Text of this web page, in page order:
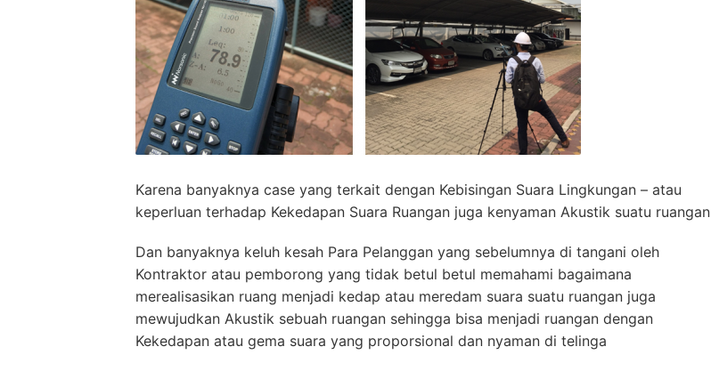
Karena banyaknya case yang terkait dengan Kebisingan Suara Lingkungan – atau
keperluan terhadap Kekedapan Suara Ruangan juga kenyaman Akustik suatu ruangan
Dan banyaknya keluh kesah Para Pelanggan yang sebelumnya di tangani oleh
Kontraktor atau pemborong yang tidak betul betul memahami bagaimana
merealisasikan ruang menjadi kedap atau meredam suara suatu ruangan juga
mewujudkan Akustik sebuah ruangan sehingga bisa menjadi ruangan dengan
Kekedapan atau gema suara yang proporsional dan nyaman di telinga